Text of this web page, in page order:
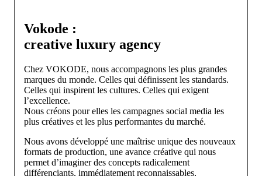
Vokode :
creative luxury agency
Chez VOKODE, nous accompagnons les plus grandes
marques du monde. Celles qui définissent les standards.
Celles qui inspirent les cultures. Celles qui exigent
l’excellence.
Nous créons pour elles les campagnes social media les
plus créatives et les plus performantes du marché.
Nous avons développé une maîtrise unique des nouveaux
formats de production, une avance créative qui nous
permet d’imaginer des concepts radicalement
différenciants, immédiatement reconnaissables,